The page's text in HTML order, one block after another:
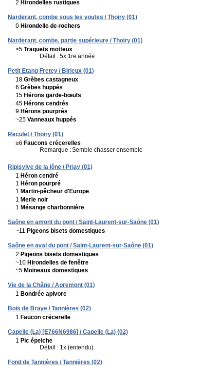
2 Hirondelles rustiques
Narderant, combe sous les voutes / Thoiry (01)
0 Hirondelle de rochers
Narderant, combe, partie supérieure / Thoiry (01)
≥5 Traquets motteux
Détail : 5x 1re année
Petit Etang Fretey / Birieux (01)
18 Grèbes castagneux
6 Grèbes huppés
15 Hérons garde-bœufs
45 Hérons cendrés
9 Hérons pourprés
~25 Vanneaux huppés
Reculet / Thoiry (01)
≥6 Faucons crécerelles
Remarque :Semble chasser ensemble
Ripisylve de la lône / Priay (01)
1 Héron cendré
1 Héron pourpré
1 Martin-pêcheur d'Europe
1 Merle noir
1 Mésange charbonnière
Saône en amont du pont / Saint-Laurent-sur-Saône (01)
~11 Pigeons bisets domestiques
Saône en aval du pont / Saint-Laurent-sur-Saône (01)
2 Pigeons bisets domestiques
~10 Hirondelles de fenêtre
~5 Moineaux domestiques
Vie de la Châne / Apremont (01)
1 Bondrée apivore
Bois de Braye / Tannières (02)
1 Faucon crécerelle
Capelle (La) [E766N6986] / Capelle (La) (02)
1 Pic épeiche
Détail : 1x (entendu)
Fond de Tannières / Tannières (02)